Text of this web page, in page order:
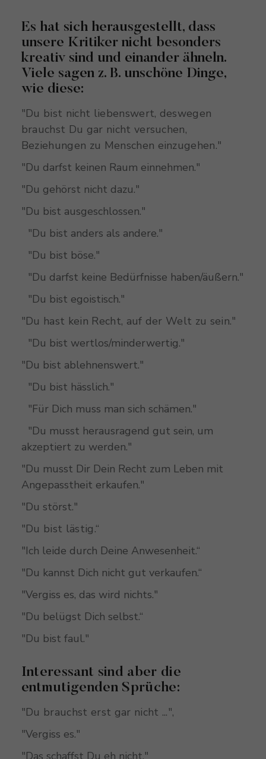
Es hat sich herausgestellt, dass
unsere Kritiker nicht besonders
kreativ sind und einander ähneln.
Viele sagen z. B. unschöne Dinge,
wie diese:
"Du bist nicht liebenswert, deswegen
brauchst Du gar nicht versuchen,
Beziehungen zu Menschen einzugehen."
"Du darfst keinen Raum einnehmen."
"Du gehörst nicht dazu."
"Du bist ausgeschlossen."
"Du bist anders als andere."
"Du bist böse."
"Du darfst keine Bedürfnisse haben/äußern."
"Du bist egoistisch."
"Du hast kein Recht, auf der Welt zu sein."
"Du bist wertlos/minderwertig."
"Du bist ablehnenswert."
"Du bist hässlich."
"Für Dich muss man sich schämen."
"Du musst herausragend gut sein, um
akzeptiert zu werden."
"Du musst Dir Dein Recht zum Leben mit
Angepasstheit erkaufen."
"Du störst."
"Du bist lästig.“
"Ich leide durch Deine Anwesenheit.“
"Du kannst Dich nicht gut verkaufen.“
"Vergiss es, das wird nichts."
"Du belügst Dich selbst.“
"Du bist faul."
Interessant sind aber die
entmutigenden Sprüche:
"Du brauchst erst gar nicht ...",
"Vergiss es."
"Das schaffst Du eh nicht."